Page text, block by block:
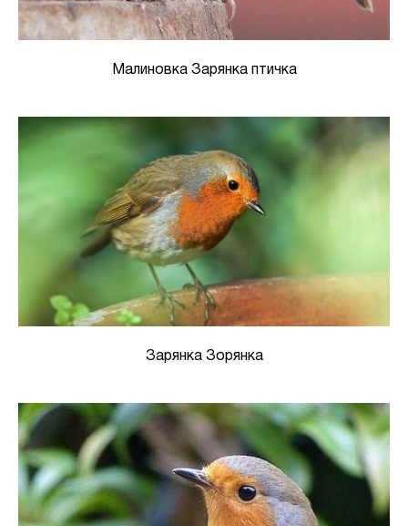
Малиновка Зарянка птичка
Зарянка Зорянка